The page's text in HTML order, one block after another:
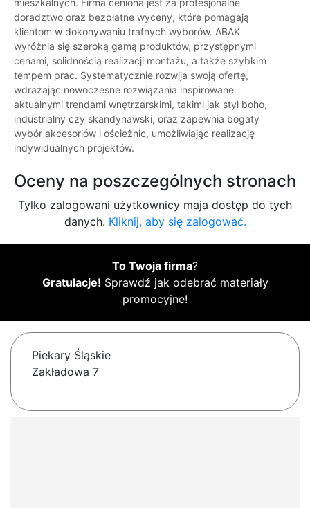
mieszkalnych. Firma ceniona jest za profesjonalne
doradztwo oraz bezpłatne wyceny, które pomagają
klientom w dokonywaniu trafnych wyborów. ABAK
wyróżnia się szeroką gamą produktów, przystępnymi
cenami, solidnością realizacji montażu, a także szybkim
tempem prac. Systematycznie rozwija swoją ofertę,
wdrażając nowoczesne rozwiązania inspirowane
aktualnymi trendami wnętrzarskimi, takimi jak styl boho,
industrialny czy skandynawski, oraz zapewnia bogaty
wybór akcesoriów i ościeżnic, umożliwiając realizację
indywidualnych projektów.
Oceny na poszczególnych stronach
Tylko zalogowani użytkownicy maja dostęp do tych
danych. Kliknij, aby się zalogować.
To Twoja firma?
Gratulacje! Sprawdź jak odebrać materiały
promocyjne!
Piekary Śląskie
Zakładowa 7